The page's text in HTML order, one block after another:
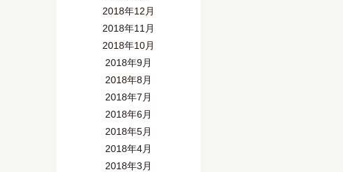
2018年12月
2018年11月
2018年10月
2018年9月
2018年8月
2018年7月
2018年6月
2018年5月
2018年4月
2018年3月